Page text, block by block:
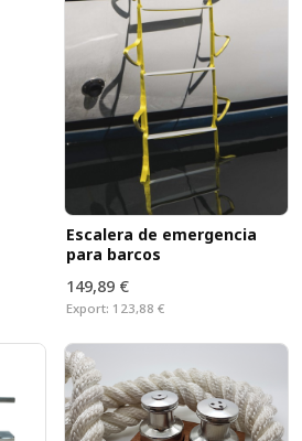
Escalera de emergencia
para barcos
149,89 €
Export: 123,88 €